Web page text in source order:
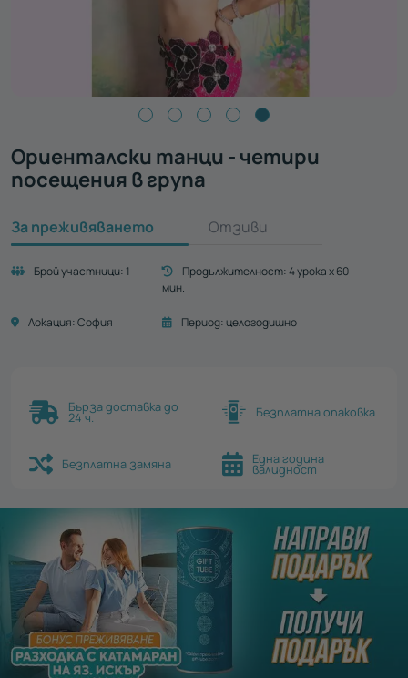
Ориенталски танци - четири
посещения в група
За преживяването Отзиви
Брой участници: 1 Продължителност:4 урока х 60
мин.
Локация:София Период:целогодишно
Бърза доставка до
24 ч. Безплатна опаковка
Безплатна замяна Една година
валидност